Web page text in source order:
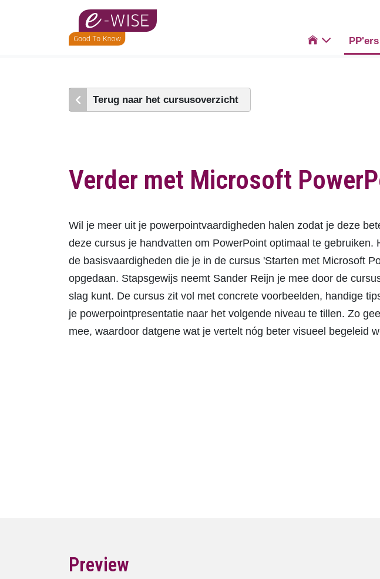
 PP'ers
Terug naar het cursusoverzicht
Verder met Microsoft
Wil je meer uit je powerpointvaardigheden halen zodat je deze
deze cursus je handvatten om PowerPoint optimaal te gebruiken.
de basisvaardigheden die je in de cursus 'Starten met Microsoft
opgedaan. Stapsgewijs neemt Sander Reijn je mee door de
slag kunt. De cursus zit vol met concrete voorbeelden, handige
je powerpointpresentatie naar het volgende niveau te tillen. Zo
mee, waardoor datgene wat je vertelt nóg beter visueel begeleid
Preview